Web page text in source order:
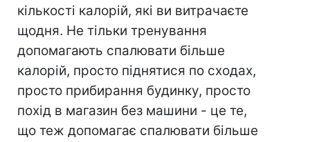
кількості калорій, які ви витрачаєте
щодня. Не тільки тренування
допомагають спалювати більше
калорій, просто піднятися по сходах,
просто прибирання будинку, просто
похід в магазин без машини - це те,
що теж допомагає спалювати більше